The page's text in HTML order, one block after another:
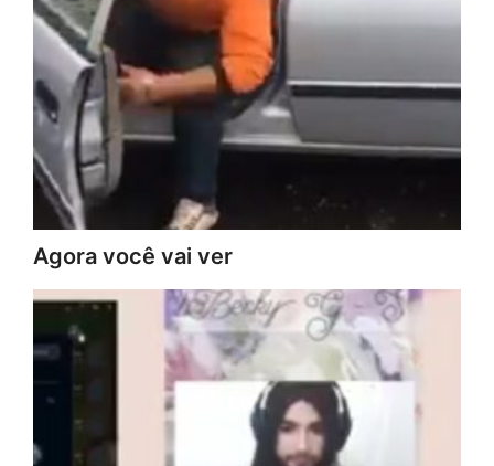
Agora você vai ver